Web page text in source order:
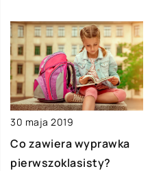
30 maja 2019
Co zawiera wyprawka
pierwszoklasisty?